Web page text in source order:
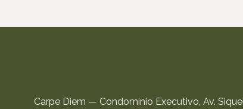
Carpe Diem — Condomínio Executivo, Av.